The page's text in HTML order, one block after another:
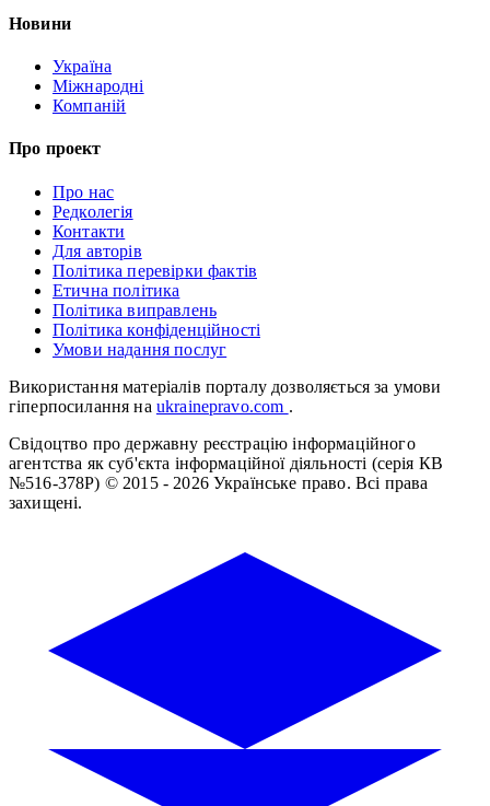
Новини
Україна
Міжнародні
Компаній
Про проект
Про нас
Редколегія
Контакти
Для авторів
Політика перевірки фактів
Етична політика
Політика виправлень
Політика конфіденційності
Умови надання послуг
Використання матеріалів порталу дозволяється за умови
гіперпосилання на ukrainepravo.com .
Свідоцтво про державну реєстрацію інформаційного
агентства як суб'єкта інформаційної діяльності (серія КВ
№516-378Р) © 2015 - 2026 Українське право. Всі права
захищені.